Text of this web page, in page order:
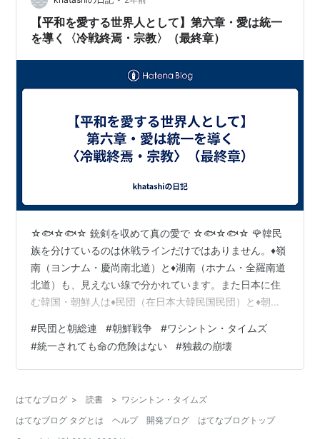
【平和を愛する世界人として】第六章・愛は統一
を導く〈冷戦終焉・宗教〉（最終章）
☆🐟☆🐟☆ 銃剣を収めて真の愛で ☆🐟☆🐟☆ 🌹韓民
族を分けているのは休戦ラインだけではありません。♦嶺
南（ヨンナム・慶尚南北道）と♦湖南（ホナム・全羅南道
北道）も、見えない線で分かれています。また日本に住
む韓国・朝鮮人は♦民団（在日本大韓民国民団）と♦朝鮮
朝鮮総連を対立させている理由は、父母が決めた故郷が
違うからです。ところが、その故郷がどこなのか、行っ
たこともない二世、三世まで、父母が引いたラインの中
て、お互いに言葉も交わさず、学校も違う所に通い結婚
もしません。 🌹2005年、私は嶺南（…
#民団と朝総連 #朝鮮戦争 #ワシントン・タイムズ
#統一されても命の危険はない #独裁の崩壊
はてなブログ > 読書 > ワシントン・タイムズ
はてなブログ タグとは
ヘルプ 開発ブログ
はてなブログトップ